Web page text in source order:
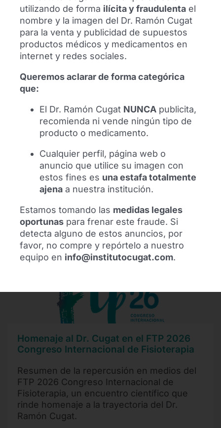
El futbolista Alexis Sánchez se
reencuentra con el Dr. Ramón Cugat en
El futbolista Alexis Sánchez se ha
reencontrado con el Dr. Ramón Cugat en
al equipo médico tras años de seguimiento
profesional.
Leer más
Homenaje al Dr. Cugat en el FTP 2026
Congreso Internacional de Fisioterapia
Resumen de la repercusión en medios del
FTP 2026 Congreso Internacional de
Fisioterapia, un encuentro científico que
rinde homenaje a la trayectoria del Dr.
Ramón Cugat.
utilizando de forma ilícita y fraudulenta el
nombre y la imagen del Dr. Ramón Cugat
para la venta y publicidad de supuestos
productos médicos y medicamentos en
internet y redes sociales.
Queremos aclarar de forma categórica
que:
El Dr. Ramón Cugat NUNCA publicita,
recomienda ni vende ningún tipo de
producto o medicamento.
Cualquier perfil, página web o
anuncio que utilice su imagen con
estos fines es una estafa totalmente
ajena a nuestra institución.
Estamos tomando las medidas legales
oportunas para frenar este fraude. Si
detecta alguno de estos anuncios, por
favor, no compre y repórtelo a nuestro
equipo en info@institutocugat.com.